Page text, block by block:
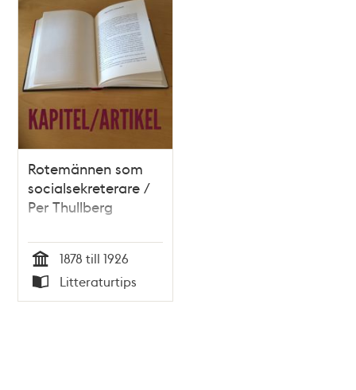
Rotemännen som
socialsekreterare /
Per Thullberg
Tid
1878 till 1926
Typ
Litteraturtips